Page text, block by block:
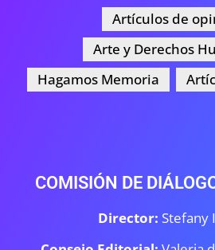
Artículos de
Arte y Derechos
Hagamos Memoria
COMISIÓN DE
Director: Stefany